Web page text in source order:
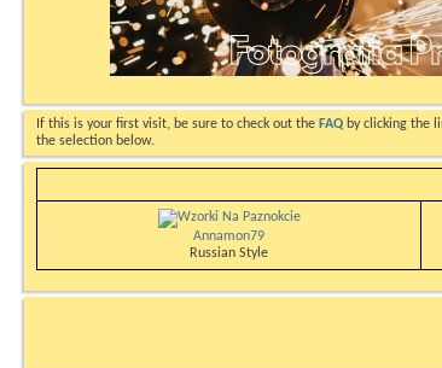
If this is your first visit, be sure to check out the FAQ by clicking the
the selection below.
Annamon79
Russian Style